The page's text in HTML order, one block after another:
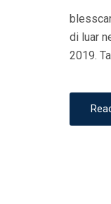
di luar
2019.